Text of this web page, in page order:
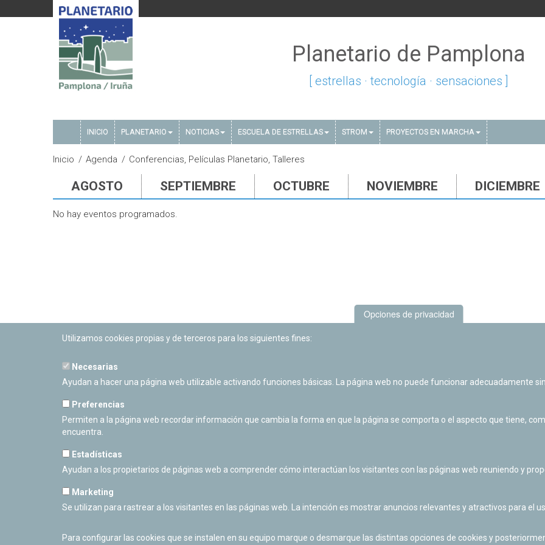
Planetario de Pamplona
[ estrellas · tecnología · sensaciones ]
INICIO PLANETARIO NOTICIAS ESCUELA DE ESTRELLAS STROM PROYECTOS EN MARCHA
Inicio Agenda Conferencias, Películas Planetario, Talleres
AGOSTO SEPTIEMBRE OCTUBRE NOVIEMBRE DICIEMBRE
No hay eventos programados.
PLANETARIO DE PAMPLONA
Calle Sancho RamÃ­rez, s/n
Cerrado Temporalmente
Opciones de privacidad
Utilizamos cookies propias y de terceros para los siguientes fines:
Necesarias
Ayudan a hacer una página web utilizable activando funciones básicas. La página web no puede funcionar adecuadamente
Preferencias
Permiten a la página web recordar información que cambia la forma en que la página se comporta o el aspecto que tiene,
encuentra.
Estadísticas
Ayudan a los propietarios de páginas web a comprender cómo interactúan los visitantes con las páginas web reuniendo y
Marketing
Se utilizan para rastrear a los visitantes en las páginas web. La intención es mostrar anuncios relevantes y atractivos para el
Para configurar las cookies que se instalen en su equipo marque o desmarque las distintas opciones de cookies y